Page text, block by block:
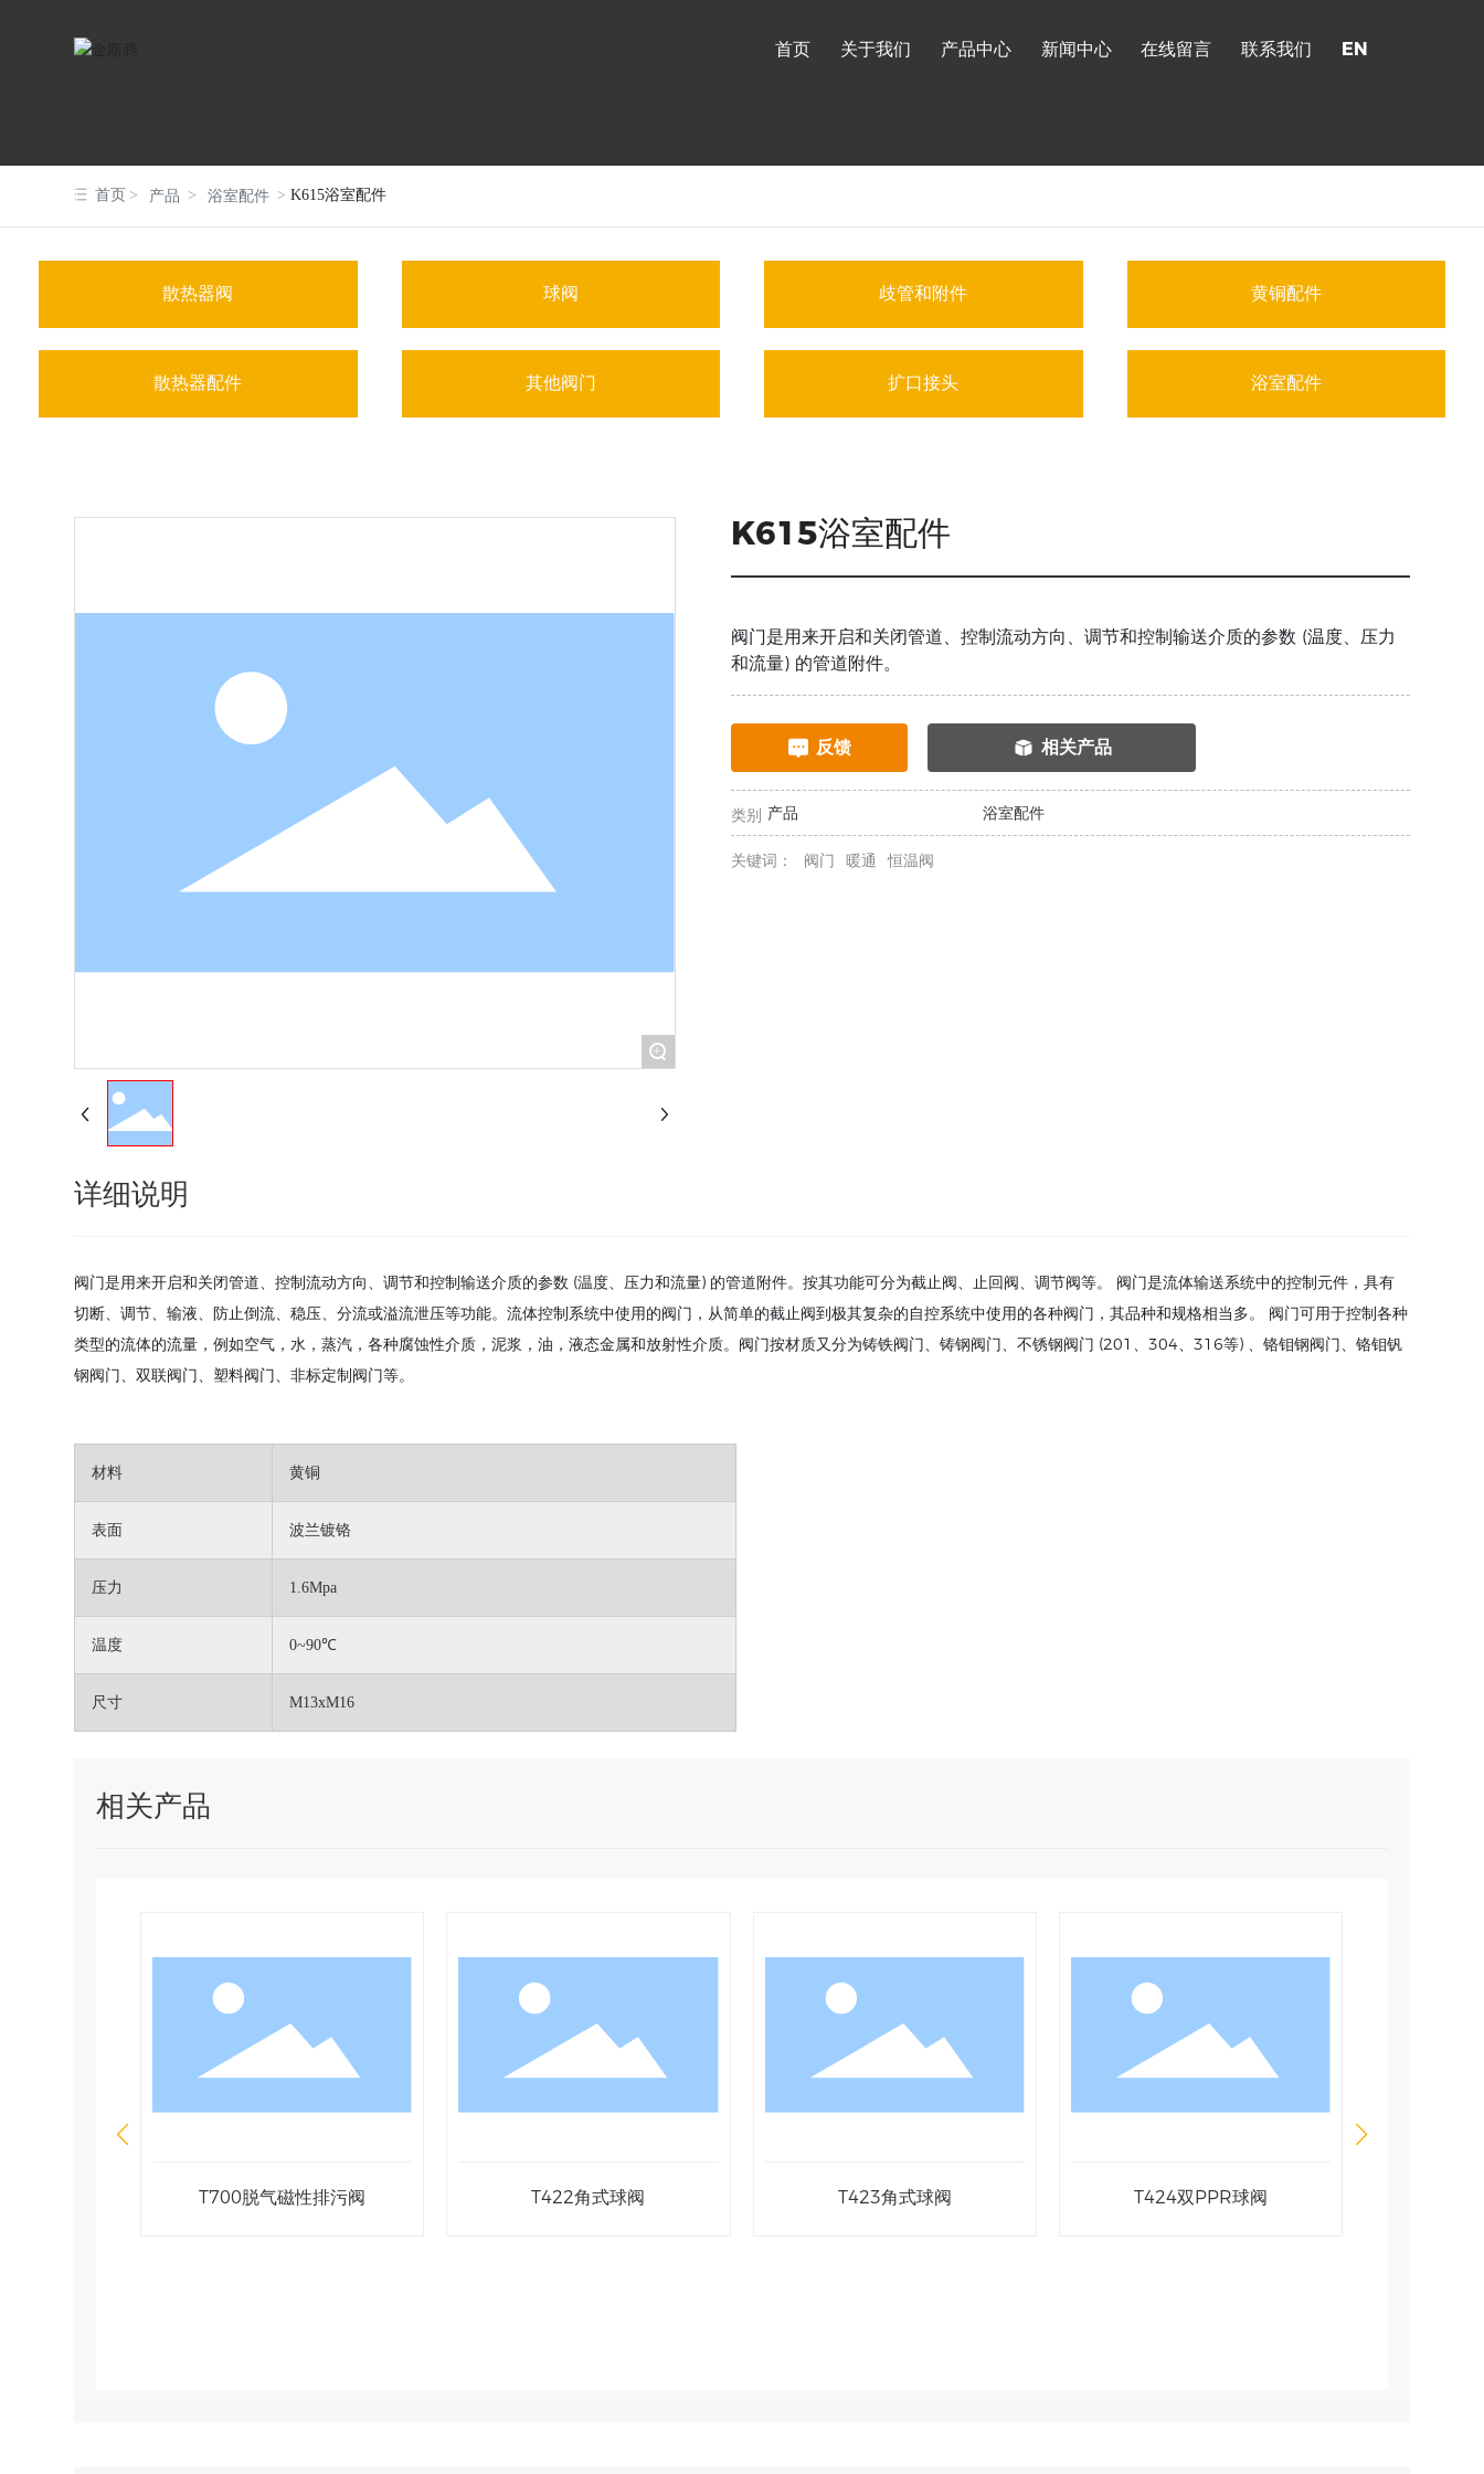
首页 关于我们 产品中心 新闻中心 在线留言 联系我们 EN
首页 产品 浴室配件 K615浴室配件
散热器阀 球阀 歧管和附件 黄铜配件
散热器配件 其他阀门 扩口接头 浴室配件
+
K615浴室配件
阀门是用来开启和关闭管道、控制流动方向、调节和控制输送介质的参数 (温度、压力
和流量) 的管道附件。
反馈 相关产品
类别 产品 浴室配件
关键词： 阀门 暖通 恒温阀
详细说明
阀门是用来开启和关闭管道、控制流动方向、调节和控制输送介质的参数 (温度、压力和流量) 的管道附件。按其功能可分为截止阀、止回阀、调节阀等。 阀门是流体输送系统中的控制元件，具有
切断、调节、输液、防止倒流、稳压、分流或溢流泄压等功能。流体控制系统中使用的阀门，从简单的截止阀到极其复杂的自控系统中使用的各种阀门，其品种和规格相当多。 阀门可用于控制各种
类型的流体的流量，例如空气，水，蒸汽，各种腐蚀性介质，泥浆，油，液态金属和放射性介质。阀门按材质又分为铸铁阀门、铸钢阀门、不锈钢阀门 (201、304、316等) 、铬钼钢阀门、铬钼钒
钢阀门、双联阀门、塑料阀门、非标定制阀门等。
材料 黄铜
表面 波兰镀铬
压力 1.6Mpa
温度 0~90℃
尺寸 M13xM16
相关产品
T700脱气磁性排污阀 T422角式球阀 T423角式球阀 T424双PPR球阀